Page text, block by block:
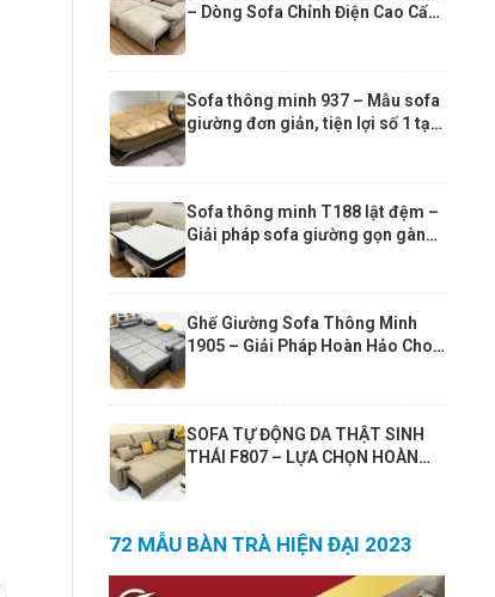
– Dòng Sofa Chỉnh Điện Cao Cấp
Sofa thông minh 937 – Mẫu sofa
giường đơn giản, tiện lợi số 1 tại
Sofa thông minh T188 lật đệm –
Giải pháp sofa giường gọn gàng
Ghế Giường Sofa Thông Minh
1905 – Giải Pháp Hoàn Hảo Cho
SOFA TỰ ĐỘNG DA THẬT SINH
THÁI F807 – LỰA CHỌN HOÀN
72 MẪU BÀN TRÀ HIỆN ĐẠI 2023